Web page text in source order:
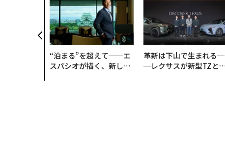
“泊まる”を超えて──エ
スパシオが描く、新しい
革新は下山で生まれる─
─レクサスが新型TZとE